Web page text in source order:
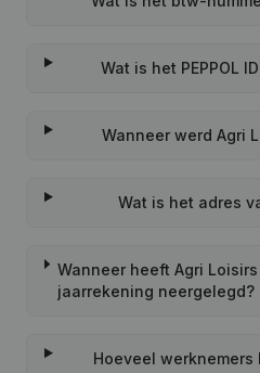
Wat is het PEPPOL
Wanneer werd Agri
Wat is het adres
Wanneer heeft Agri
jaarrekening neergelegd?
Hoeveel werknemers